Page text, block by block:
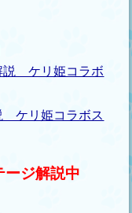
説 ケリ姫コラボ
ケリ姫コラボス
ージ解説中